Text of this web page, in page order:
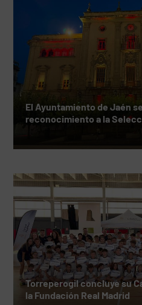
El Ayuntamiento de Jaén
reconocimiento a la
Torreperogil concluye su
la Fundación Real Madrid